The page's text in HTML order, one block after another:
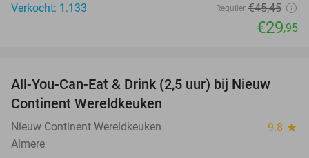
Verkocht: 1.133
Regulier €45,45
€29,95
24%
All-You-Can-Eat & Drink (2,5 uur) bij Nieuw
Continent Wereldkeuken
Nieuw Continent Wereldkeuken 9.8 star
Almere